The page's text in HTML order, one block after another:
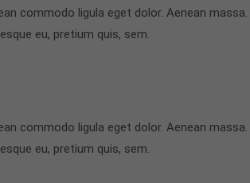
commodo ligula eget dolor. Aenean
eu, pretium quis, sem.
commodo ligula eget dolor. Aenean
eu, pretium quis, sem.